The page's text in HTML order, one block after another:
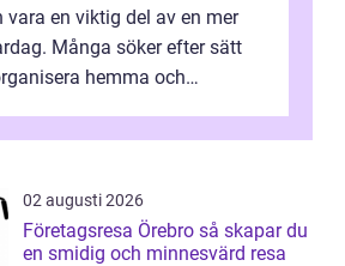
vara en viktig del av en mer
Många söker efter sätt
hemma och
02 augusti 2026
Företagsresa Örebro så skapar du
en smidig och minnesvärd resa